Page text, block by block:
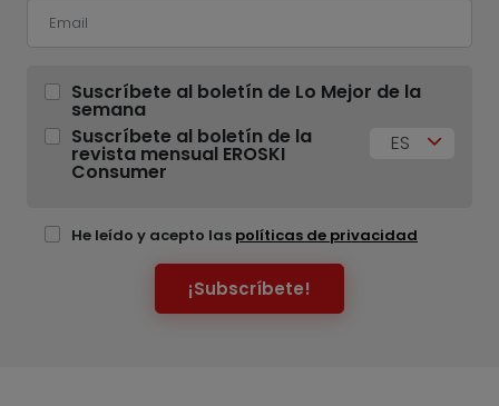
Suscríbete al boletín de Lo Mejor de la
semana
Suscríbete al boletín de la
revista mensual EROSKI
Consumer
ES
He leído y acepto las políticas de privacidad
¡Subscríbete!